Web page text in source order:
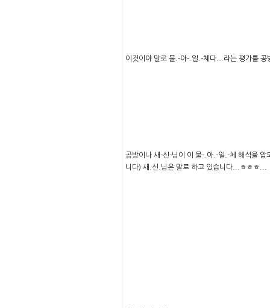
이것이야 말로 물.-아-.일.-체다...라는 평가를
공방이나 새-신-님이 이 물-.아.-일.-체 해석을 압
니다) 새.신.님은 말로 하고 있습니다...ㅎㅎㅎ...